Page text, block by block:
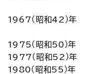
1967（昭和42）年
1975（昭和50）年
1977（昭和52）年
1980（昭和55）年